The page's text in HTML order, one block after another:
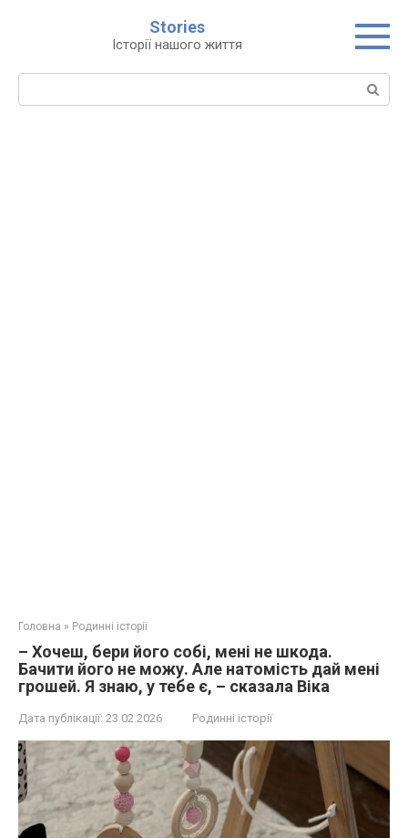
Stories
Історії нашого життя
Пошук:
Головна » Родинні історії
– Хочеш, бери його собі, мені не шкода.
Бачити його не можу. Але натомість дай мені
грошей. Я знаю, у тебе є, – сказала Віка
Дата публікації: 23.02.2026 Родинні історії